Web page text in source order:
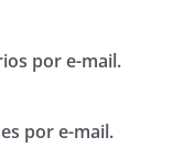
por e-mail.
por e-mail.